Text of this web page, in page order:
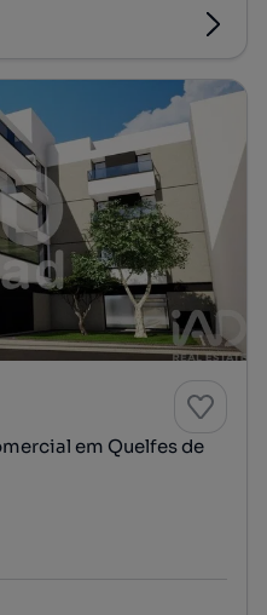
em Quelfes de